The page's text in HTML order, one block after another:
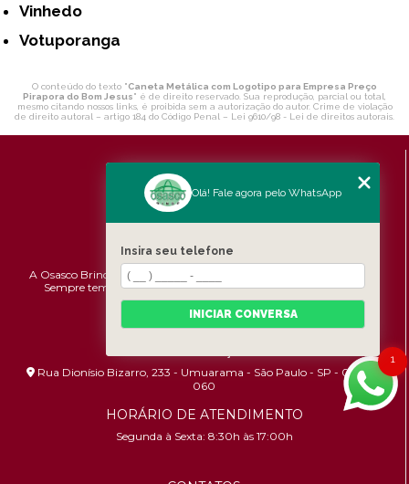
Vinhedo
Votuporanga
O conteúdo do texto "Caneta Metálica com Logotipo para Empresa Preço
Pirapora do Bom Jesus" é de direito reservado. Sua reprodução, parcial ou total,
mesmo citando nossos links, é proibida sem a autorização do autor. Crime de violação
de direito autoral – artigo 184 do Código Penal – Lei 9610/98 - Lei de direitos autorais
A Osasco Brindes atende a todo o Brasil em brindes personalizados.
Sempre temos promoções e novidades,confira!Pontualidade,
Qualidade e Custo-benefício.
Rua Dionísio Bizarro, 233 - Umuarama - São Paulo - SP - 06036-
060
HORÁRIO DE ATENDIMENTO
Segunda à Sexta: 8:30h às 17:00h
1
Olá! Fale agora pelo WhatsApp
Insira seu telefone
INICIAR CONVERSA